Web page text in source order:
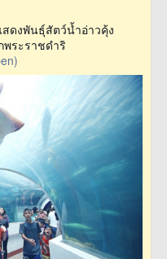
ดงพันธุ์สัตว์น้ำอ่าวคุ้ง
พระราชดำริ